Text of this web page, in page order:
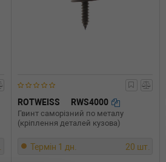
ROTWEISS RWS4000
Гвинт саморізний по металу
(кріплення деталей кузова)
Термін 1 дн. 20 шт.